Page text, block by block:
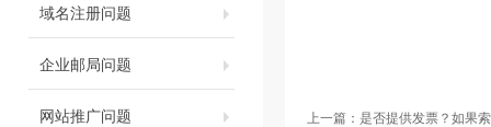
域名注册问题
企业邮局问题
网站推广问题 上一篇： 是否提供发票？如果